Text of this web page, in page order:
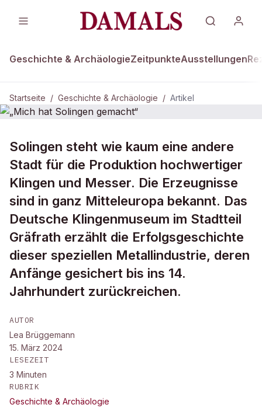
Geschichte & ArchäologieZeitpunkteAusstellungen
Startseite / Geschichte & Archäologie / Artikel
DAMALS Plus GESCHICHTE & ARCHÄOLOGIE
„Mich hat Solingen gemacht“
Solingen steht wie kaum eine andere
Stadt für die Produktion hochwertiger
Klingen und Messer. Die Erzeugnisse
sind in ganz Mitteleuropa bekannt. Das
Deutsche Klingenmuseum im Stadtteil
Gräfrath erzählt die Erfolgsgeschichte
dieser speziellen Metallindustrie, deren
Anfänge gesichert bis ins 14.
Jahrhundert zurückreichen.
AUTOR
Lea Brüggemann
15. März 2024
LESEZEIT
3 Minuten
RUBRIK
Geschichte & Archäologie